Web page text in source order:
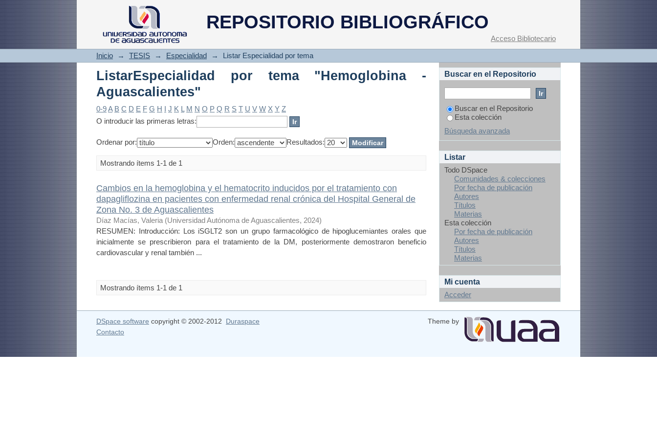
REPOSITORIO BIBLIOGRÁFICO
ListarEspecialidad por tema "Hemoglobina - Aguascalientes"
Acceso Bibliotecario
Inicio → TESIS → Especialidad → Listar Especialidad por tema
ListarEspecialidad por tema "Hemoglobina -
Aguascalientes"
0-9A B C D E F G H I J K L M N O P Q R S T U V W X Y Z
O introducir las primeras letras:
Ordenar por: Orden: Resultados:
Mostrando ítems 1-1 de 1
Cambios en la hemoglobina y el hematocrito inducidos por el tratamiento con
dapagliflozina en pacientes con enfermedad renal crónica del Hospital General de
Zona No. 3 de Aguascalientes
Díaz Macías, Valeria (Universidad Autónoma de Aguascalientes, 2024)
RESUMEN: Introducción: Los iSGLT2 son un grupo farmacológico de hipoglucemiantes orales que
inicialmente se prescribieron para el tratamiento de la DM, posteriormente demostraron beneficio
cardiovascular y renal también ...
Mostrando ítems 1-1 de 1
Buscar en el Repositorio
Buscar en el Repositorio
Esta colección
Búsqueda avanzada
Listar
Todo DSpace
Comunidades & colecciones
Por fecha de publicación
Autores
Títulos
Materias
Esta colección
Por fecha de publicación
Autores
Títulos
Materias
Mi cuenta
Acceder
DSpace software copyright © 2002-2012 Duraspace
Theme by
Contacto